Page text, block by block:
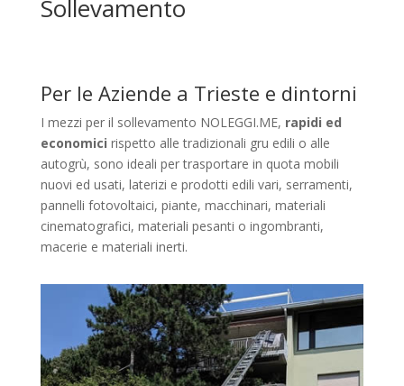
Sollevamento
Per le Aziende a Trieste e dintorni
I mezzi per il sollevamento NOLEGGI.ME, rapidi ed
economici rispetto alle tradizionali gru edili o alle
autogrù, sono ideali per trasportare in quota mobili
nuovi ed usati, laterizi e prodotti edili vari, serramenti,
pannelli fotovoltaici, piante, macchinari, materiali
cinematografici, materiali pesanti o ingombranti,
macerie e materiali inerti.